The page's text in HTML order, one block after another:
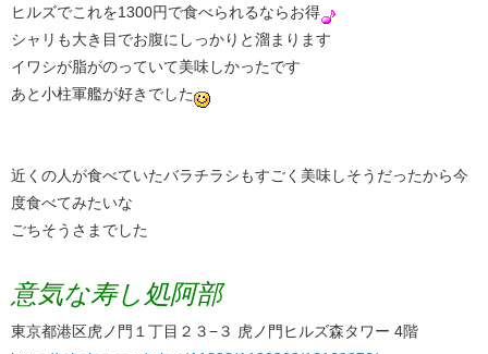
ヒルズでこれを1300円で食べられるならお得
シャリも大き目でお腹にしっかりと溜まります
イワシが脂がのっていて美味しかったです
あと小柱軍艦が好きでした
近くの人が食べていたバラチラシもすごく美味しそうだったから今
度食べてみたいな
ごちそうさまでした
意気な寿し処阿部
東京都港区虎ノ門１丁目２３−３ 虎ノ門ヒルズ森タワー 4階